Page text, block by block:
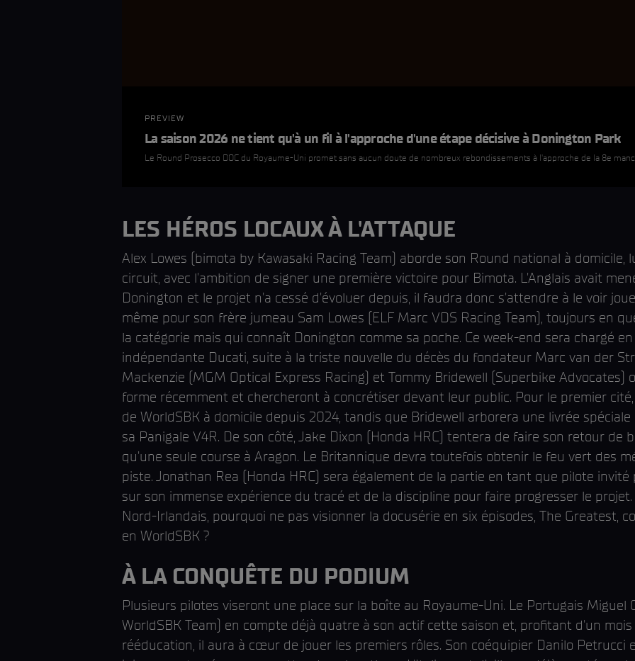
PREVIEW
La saison 2026 ne tient qu'à un fil à l'approche d'une étape décisive à Donington Park
Le Round Prosecco DOC du Royaume-Uni promet sans aucun doute de nombreux rebondissements à l'approche de la 8e
LES HÉROS LOCAUX À L'ATTAQUE
Alex Lowes (bimota by Kawasaki Racing Team) aborde son Round national à domicile,
circuit, avec l'ambition de signer une première victoire pour Bimota. L'Anglais avait
Donington et le projet n'a cessé d'évoluer depuis, il faudra donc s'attendre à le voir
même pour son frère jumeau Sam Lowes (ELF Marc VDS Racing Team), toujours en
la catégorie mais qui connaît Donington comme sa poche. Ce week-end sera chargé
indépendante Ducati, suite à la triste nouvelle du décès du fondateur Marc van der
Mackenzie (MGM Optical Express Racing) et Tommy Bridewell (Superbike
forme récemment et chercheront à concrétiser devant leur public. Pour le premier
de WorldSBK à domicile depuis 2024, tandis que Bridewell arborera une livrée
sa Panigale V4R. De son côté, Jake Dixon (Honda HRC) tentera de faire son retour de
qu'une seule course à Aragon. Le Britannique devra toutefois obtenir le feu vert des
piste. Jonathan Rea (Honda HRC) sera également de la partie en tant que pilote
sur son immense expérience du tracé et de la discipline pour faire progresser le
Nord-Irlandais, pourquoi ne pas visionner la docusérie en six épisodes, The Greatest,
en WorldSBK ?
À LA CONQUÊTE DU PODIUM
Plusieurs pilotes viseront une place sur la boîte au Royaume-Uni. Le Portugais Miguel
WorldSBK Team) en compte déjà quatre à son actif cette saison et, profitant d'un
rééducation, il aura à cœur de jouer les premiers rôles. Son coéquipier Danilo Petrucci